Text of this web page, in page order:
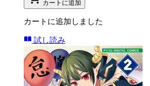
カートに追加
カートに追加しました
試し読み